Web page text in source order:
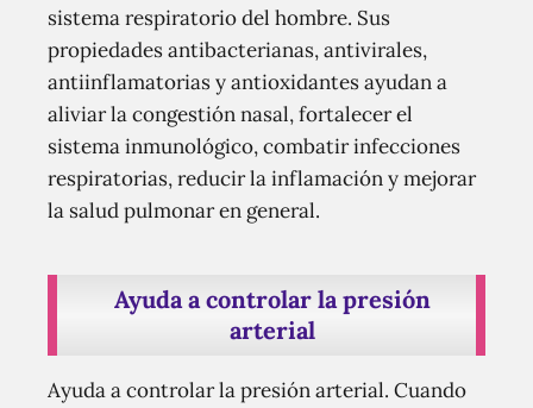
sistema respiratorio del hombre. Sus
propiedades antibacterianas, antivirales,
antiinflamatorias y antioxidantes ayudan a
aliviar la congestión nasal, fortalecer el
sistema inmunológico, combatir infecciones
respiratorias, reducir la inflamación y mejorar
la salud pulmonar en general.
Ayuda a controlar la presión
arterial
Ayuda a controlar la presión arterial. Cuando